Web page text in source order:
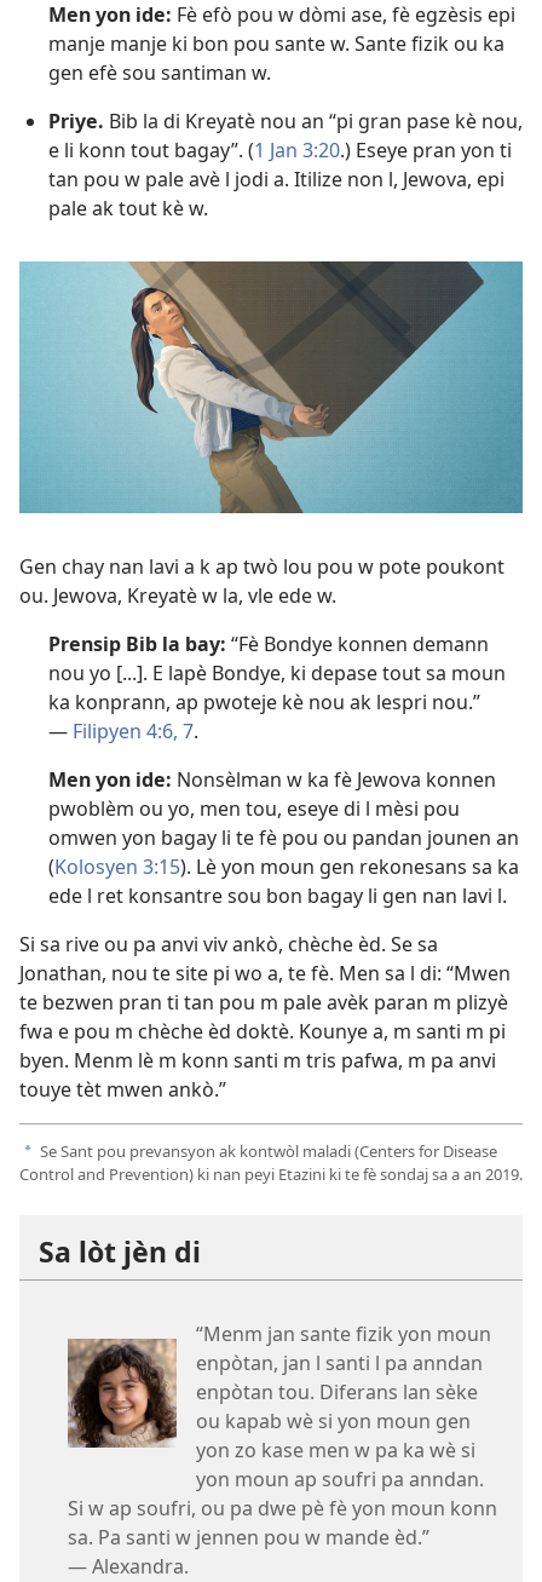
Men yon ide: Fè efò pou w dòmi ase, fè egzèsis epi
manje manje ki bon pou sante w. Sante fizik ou ka
gen efè sou santiman w.
Priye. Bib la di Kreyatè nou an “pi gran pase kè nou,
e li konn tout bagay”. (1 Jan 3:20.) Eseye pran yon ti
tan pou w pale avè l jodi a. Itilize non l, Jewova, epi
pale ak tout kè w.
Gen chay nan lavi a k ap twò lou pou w pote poukont
ou. Jewova, Kreyatè w la, vle ede w.
Prensip Bib la bay: “Fè Bondye konnen demann
nou yo [...]. E lapè Bondye, ki depase tout sa moun
ka konprann, ap pwoteje kè nou ak lespri nou.”
— Filipyen 4:6, 7.
Men yon ide: Nonsèlman w ka fè Jewova konnen
pwoblèm ou yo, men tou, eseye di l mèsi pou
omwen yon bagay li te fè pou ou pandan jounen an
(Kolosyen 3:15). Lè yon moun gen rekonesans sa ka
ede l ret konsantre sou bon bagay li gen nan lavi l.
Si sa rive ou pa anvi viv ankò, chèche èd. Se sa
Jonathan, nou te site pi wo a, te fè. Men sa l di: “Mwen
te bezwen pran ti tan pou m pale avèk paran m plizyè
fwa e pou m chèche èd doktè. Kounye a, m santi m pi
byen. Menm lè m konn santi m tris pafwa, m pa anvi
touye tèt mwen ankò.”
a Se Sant pou prevansyon ak kontwòl maladi (Centers for Disease
Control and Prevention) ki nan peyi Etazini ki te fè sondaj sa a an 2019.
Sa lòt jèn di
“Menm jan sante fizik yon moun
enpòtan, jan l santi l pa anndan
enpòtan tou. Diferans lan sèke
ou kapab wè si yon moun gen
yon zo kase men w pa ka wè si
yon moun ap soufri pa anndan.
Si w ap soufri, ou pa dwe pè fè yon moun konn
sa. Pa santi w jennen pou w mande èd.”
— Alexandra.